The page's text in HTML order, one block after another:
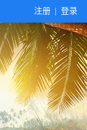
注册 登录